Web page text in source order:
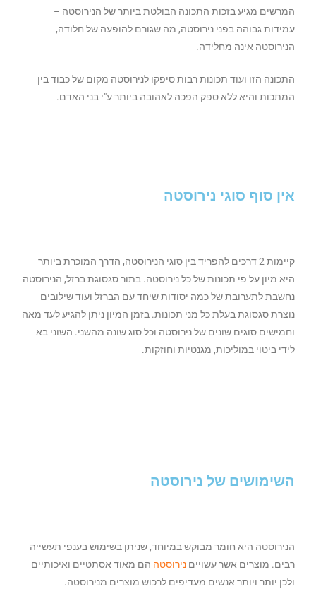
המרשים מגיע בזכות התכונה הבולטת ביותר של הנירוסטה –
עמידות גבוהה בפני נירוסטה, מה שגורם להופעה של חלודה,
הנירוסטה אינה מחלידה.
התכונה הזו ועוד תכונות רבות סיפקו לנירוסטה מקום של כבוד בין
המתכות והיא ללא ספק הפכה לאהובה ביותר ע"י בני האדם.
אין סוף סוגי נירוסטה
קיימות 2 דרכים להפריד בין סוגי הנירוסטה, הדרך המוכרת ביותר
היא מיון על פי תכונות של כל נירוסטה. בתור סגסוגת ברזל, הנירוסטה
נחשבת לתערובת של כמה יסודות שיחד עם הברזל ועוד שילובים
נוצרת סגסוגת בעלת כל מני תכונות. בזמן המיון ניתן להגיע לעד מאה
וחמישים סוגים שונים של נירוסטה וכל סוג שונה מהשני. השוני בא
לידי ביטוי במוליכות, מגנטיות וחוזקות.
השימושים של נירוסטה
הנירוסטה היא חומר מבוקש במיוחד, שניתן בשימוש בענפי תעשייה
רבים. מוצרים אשר עשויים נירוסטה הם מאוד אסתטיים ואיכותיים
ולכן יותר ויותר אנשים מעדיפים לרכוש מוצרים מנירוסטה.